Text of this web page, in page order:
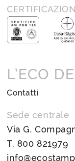
L’ECO
Contatti
Sede centrale
Via G.
T. 800 821979